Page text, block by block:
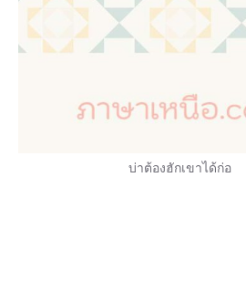
บ่าต้องฮักเขาได้ก่อ